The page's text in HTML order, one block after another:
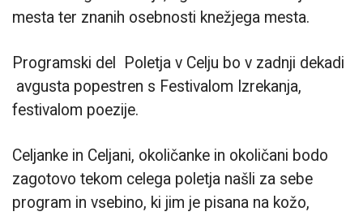
mesta ter znanih osebnosti knežjega mesta.
Programski del Poletja v Celju bo v zadnji dekadi
avgusta popestren s Festivalom Izrekanja,
festivalom poezije.
Celjanke in Celjani, okoličanke in okoličani bodo
zagotovo tekom celega poletja našli za sebe
program in vsebino, ki jim je pisana na kožo,